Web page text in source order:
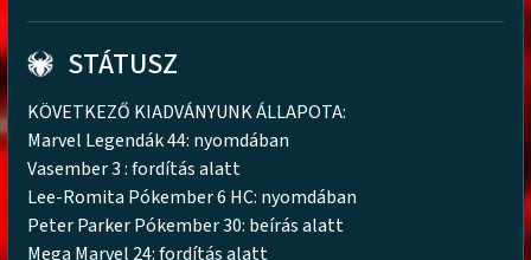
STÁTUSZ
KÖVETKEZŐ KIADVÁNYUNK ÁLLAPOTA:
Marvel Legendák 44: nyomdában
Vasember 3 : fordítás alatt
Lee-Romita Pókember 6 HC: nyomdában
Peter Parker Pókember 30: beírás alatt
Mega Marvel 24: fordítás alatt